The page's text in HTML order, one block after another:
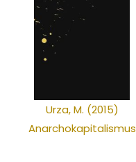
Urza, M. (2015)
Anarchokapitalismus